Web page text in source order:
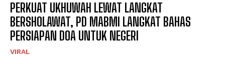
PERKUAT UKHUWAH LEWAT LANGKAT
BERSHOLAWAT, PD MABMI LANGKAT BAHAS
PERSIAPAN DOA UNTUK NEGERI
VIRAL